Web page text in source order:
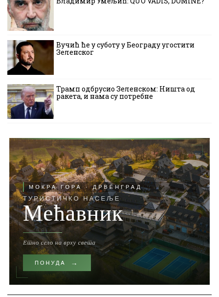
Вучић ће у суботу у Београду угостити
Зеленског
Трамп одбрусио Зеленском: Ништа од
ракета, и нама су потребне